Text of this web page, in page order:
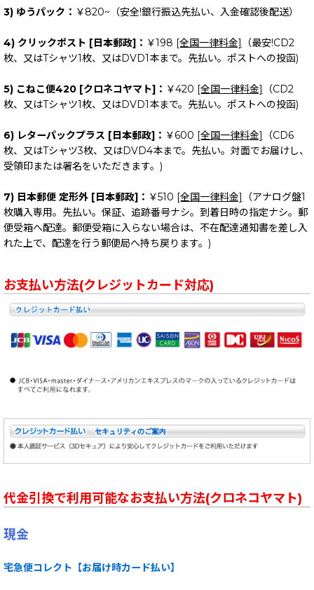
3) ゆうパック： ￥820~（安全!銀行振込先払い、入金確認後配送）
4) クリックポスト [日本郵政]： ￥198 [全国一律料金]
（最安!CD2
枚、又はTシャツ1枚、又はDVD1本まで。先払い。ポストへの投函)
5) こねこ便420 [クロネコヤマト]： ￥420 [全国一律料金]
（CD2
枚、又はTシャツ1枚、又はDVD1本まで。先払い。ポストへの投函)
6) レターパックプラス [日本郵政]： ￥600 [全国一律料金]
（CD6
枚、又はTシャツ3枚、又はDVD4本まで。先払い。対面でお届けし、
受領印または署名をいただきます。)
7) 日本郵便 定形外 [日本郵政]： ￥510 [全国一律料金]
（アナログ盤1
枚購入専用。先払い。保証、追跡番号ナシ。到着日時の指定ナシ。郵
便受箱へ配達。郵便受箱に入らない場合は、不在配達通知書を差し入
れた上で、配達を行う郵便局へ持ち戻ります。)
お支払い方法(クレジットカード対応)
代金引換で利用可能なお支払い方法(クロネコヤマト)
現金
宅急便コレクト【お届け時カード払い】